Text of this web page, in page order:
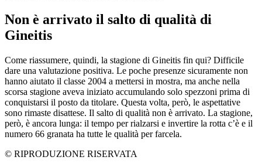
Non è arrivato il salto di qualità di
Gineitis
Come riassumere, quindi, la stagione di Gineitis fin qui? Difficile
dare una valutazione positiva. Le poche presenze sicuramente non
hanno aiutato il classe 2004 a mettersi in mostra, ma anche nella
scorsa stagione aveva iniziato accumulando solo spezzoni prima di
conquistarsi il posto da titolare. Questa volta, però, le aspettative
sono rimaste disattese. Il salto di qualità non è arrivato. La stagione,
però, è ancora lunga: il tempo per rialzarsi e invertire la rotta c’è e il
numero 66 granata ha tutte le qualità per farcela.
© RIPRODUZIONE RISERVATA